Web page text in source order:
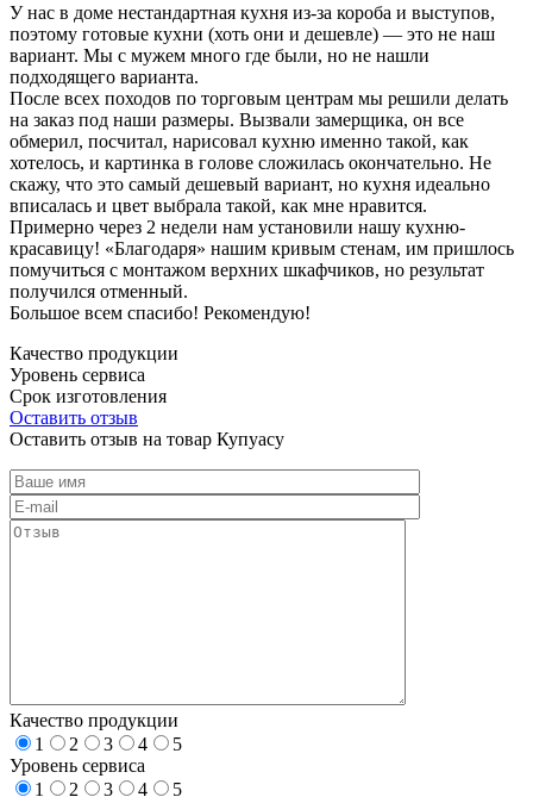
У нас в доме нестандартная кухня из-за короба и выступов,
поэтому готовые кухни (хоть они и дешевле) — это не наш
вариант. Мы с мужем много где были, но не нашли
подходящего варианта.
После всех походов по торговым центрам мы решили делать
на заказ под наши размеры. Вызвали замерщика, он все
обмерил, посчитал, нарисовал кухню именно такой, как
хотелось, и картинка в голове сложилась окончательно. Не
скажу, что это самый дешевый вариант, но кухня идеально
вписалась и цвет выбрала такой, как мне нравится.
Примерно через 2 недели нам установили нашу кухню-
красавицу! «Благодаря» нашим кривым стенам, им пришлось
помучиться с монтажом верхних шкафчиков, но результат
получился отменный.
Большое всем спасибо! Рекомендую!
Качество продукции
Уровень сервиса
Срок изготовления
Оставить отзыв
Оставить отзыв на товар Купуасу
Качество продукции
1
2 3 4
5
Уровень сервиса
1
2 3 4 5